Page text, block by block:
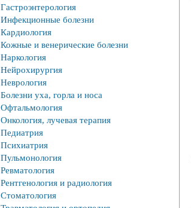
Гастроэнтерология
Инфекционные болезни
Кардиология
Кожные и венерические болезни
Наркология
Нейрохирургия
Неврология
Болезни уха, горла и носа
Офтальмология
Онкология, лучевая терапия
Педиатрия
Психиатрия
Пульмонология
Ревматология
Рентгенология и радиология
Стоматология